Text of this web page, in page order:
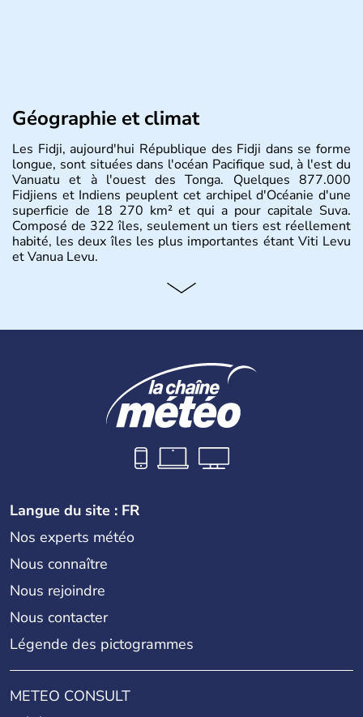
Géographie et climat
Les Fidji, aujourd'hui République des Fidji dans se forme
longue, sont situées dans l'océan Pacifique sud, à l'est du
Vanuatu et à l'ouest des Tonga. Quelques 877.000
Fidjiens et Indiens peuplent cet archipel d'Océanie d'une
superficie de 18 270 km² et qui a pour capitale Suva.
Composé de 322 îles, seulement un tiers est réellement
habité, les deux îles les plus importantes étant Viti Levu
et Vanua Levu.
Langue du site : FR
Nos experts météo
Nous connaître
Nous rejoindre
Nous contacter
Légende des pictogrammes
METEO CONSULT